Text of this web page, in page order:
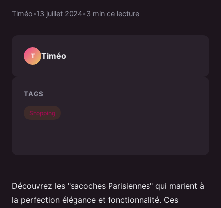
Timéo•13 juillet 2024•3 min de lecture
Découvrez les "sacoches Parisiennes" qui marient à
la perfection élégance et fonctionnalité. Ces
T Timéo
TAGS
Shopping